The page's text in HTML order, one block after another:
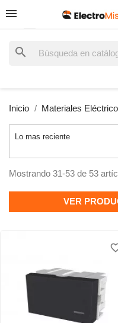
search
Inicio Materiales
Lo mas reciente
Mostrando 31-53 de 53
VER